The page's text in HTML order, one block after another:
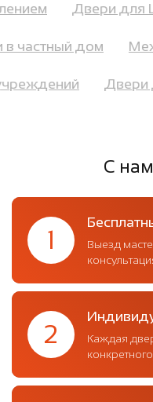
Двери
частный дом
С
1
Выезд
2
Каждая